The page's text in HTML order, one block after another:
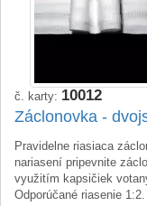
č. karty: 10012
Záclonovka -
Pravidelne riasiaca
nariasení pripevnite
využitím kapsičiek
Odporúčané riasenie